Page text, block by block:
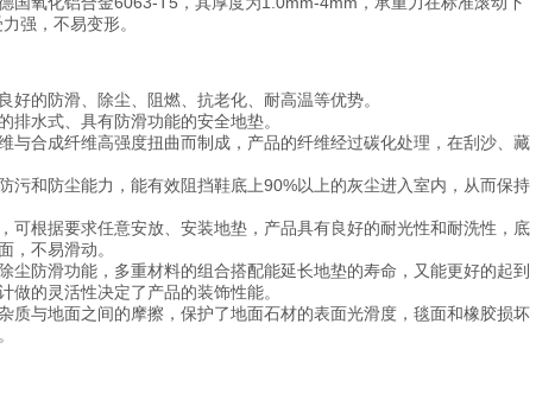
强，不易变形。
的防滑、除尘、阻燃、抗老化、耐高温等优势。
水式、具有防滑功能的安全地垫。
合成纤维高强度扭曲而制成，产品的纤维经过碳化处理，在刮沙、藏
和防尘能力，能有效阻挡鞋底上90%以上的灰尘进入室内，从而保持
根据要求任意安放、安装地垫，产品具有良好的耐光性和耐洗性，底
，不易滑动。
防滑功能，多重材料的组合搭配能延长地垫的寿命，又能更好的起到
做的灵活性决定了产品的装饰性能。
与地面之间的摩擦，保护了地面石材的表面光滑度，毯面和橡胶损坏